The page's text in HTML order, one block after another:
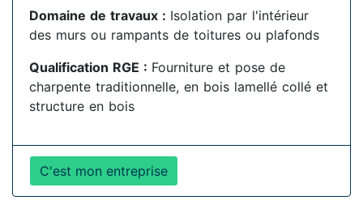
Domaine de travaux : Isolation par l'intérieur
des murs ou rampants de toitures ou plafonds
Qualification RGE : Fourniture et pose de
charpente traditionnelle, en bois lamellé collé et
structure en bois
C'est mon entreprise